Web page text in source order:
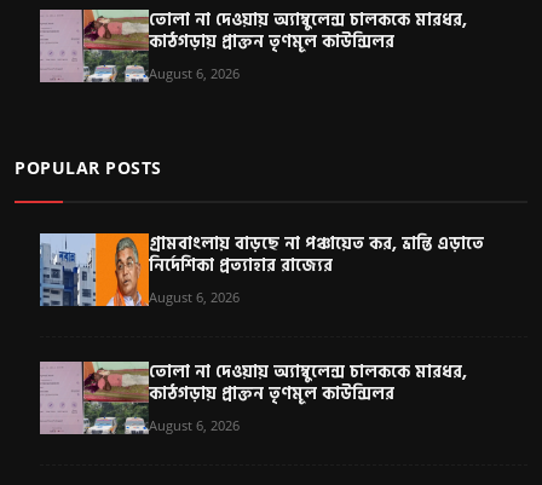
তোলা না দেওয়ায় অ্যাম্বুলেন্স চালককে মারধর,
কাঠগড়ায় প্রাক্তন তৃণমূল কাউন্সিলর
August 6, 2026
POPULAR POSTS
গ্রামবাংলায় বাড়ছে না পঞ্চায়েত কর, ভ্রান্তি এড়াতে
নির্দেশিকা প্রত্যাহার রাজ্যের
August 6, 2026
তোলা না দেওয়ায় অ্যাম্বুলেন্স চালককে মারধর,
কাঠগড়ায় প্রাক্তন তৃণমূল কাউন্সিলর
August 6, 2026